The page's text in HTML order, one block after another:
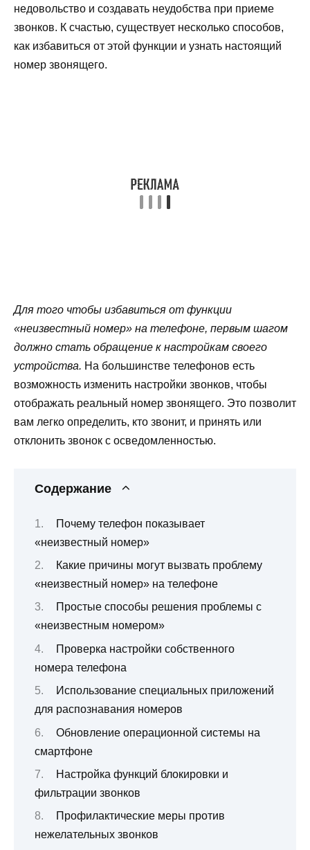
недовольство и создавать неудобства при приеме
звонков. К счастью, существует несколько способов,
как избавиться от этой функции и узнать настоящий
номер звонящего.
Для того чтобы избавиться от функции
«неизвестный номер» на телефоне, первым шагом
должно стать обращение к настройкам своего
устройства. На большинстве телефонов есть
возможность изменить настройки звонков, чтобы
отображать реальный номер звонящего. Это позволит
вам легко определить, кто звонит, и принять или
отклонить звонок с осведомленностью.
Содержание
Почему телефон показывает
«неизвестный номер»
Какие причины могут вызвать проблему
«неизвестный номер» на телефоне
Простые способы решения проблемы с
«неизвестным номером»
Проверка настройки собственного
номера телефона
Использование специальных приложений
для распознавания номеров
Обновление операционной системы на
смартфоне
Настройка функций блокировки и
фильтрации звонков
Профилактические меры против
нежелательных звонков